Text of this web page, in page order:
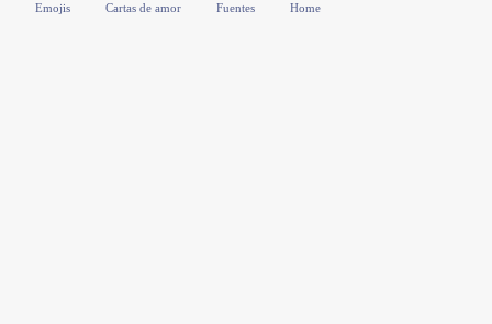
Emojis Cartas de amor Fuentes Home